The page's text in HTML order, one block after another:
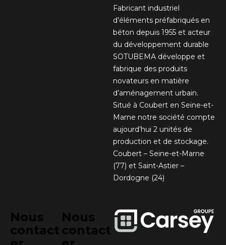
Fabricant industriel
d’éléments préfabriqués en
béton depuis 1955 et acteur
du développement durable
SOTUBEMA développe et
fabrique des produits
novateurs en matière
d’aménagement urbain.
Situé à Coubert en Seine-et-
Marne notre société compte
aujourd’hui 2 unités de
production et de stockage.
Coubert – Seine-et-Marne
(77) et Saint-Astier –
Dordogne (24)
Nous
contact
Nous
contact